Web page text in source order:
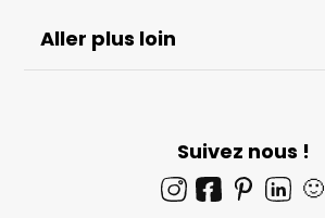
Aller plus loin
Suivez nous !
🙂